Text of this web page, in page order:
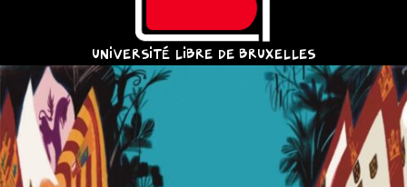
UNIVERSITÉ LIBRE DE BRUXELLES